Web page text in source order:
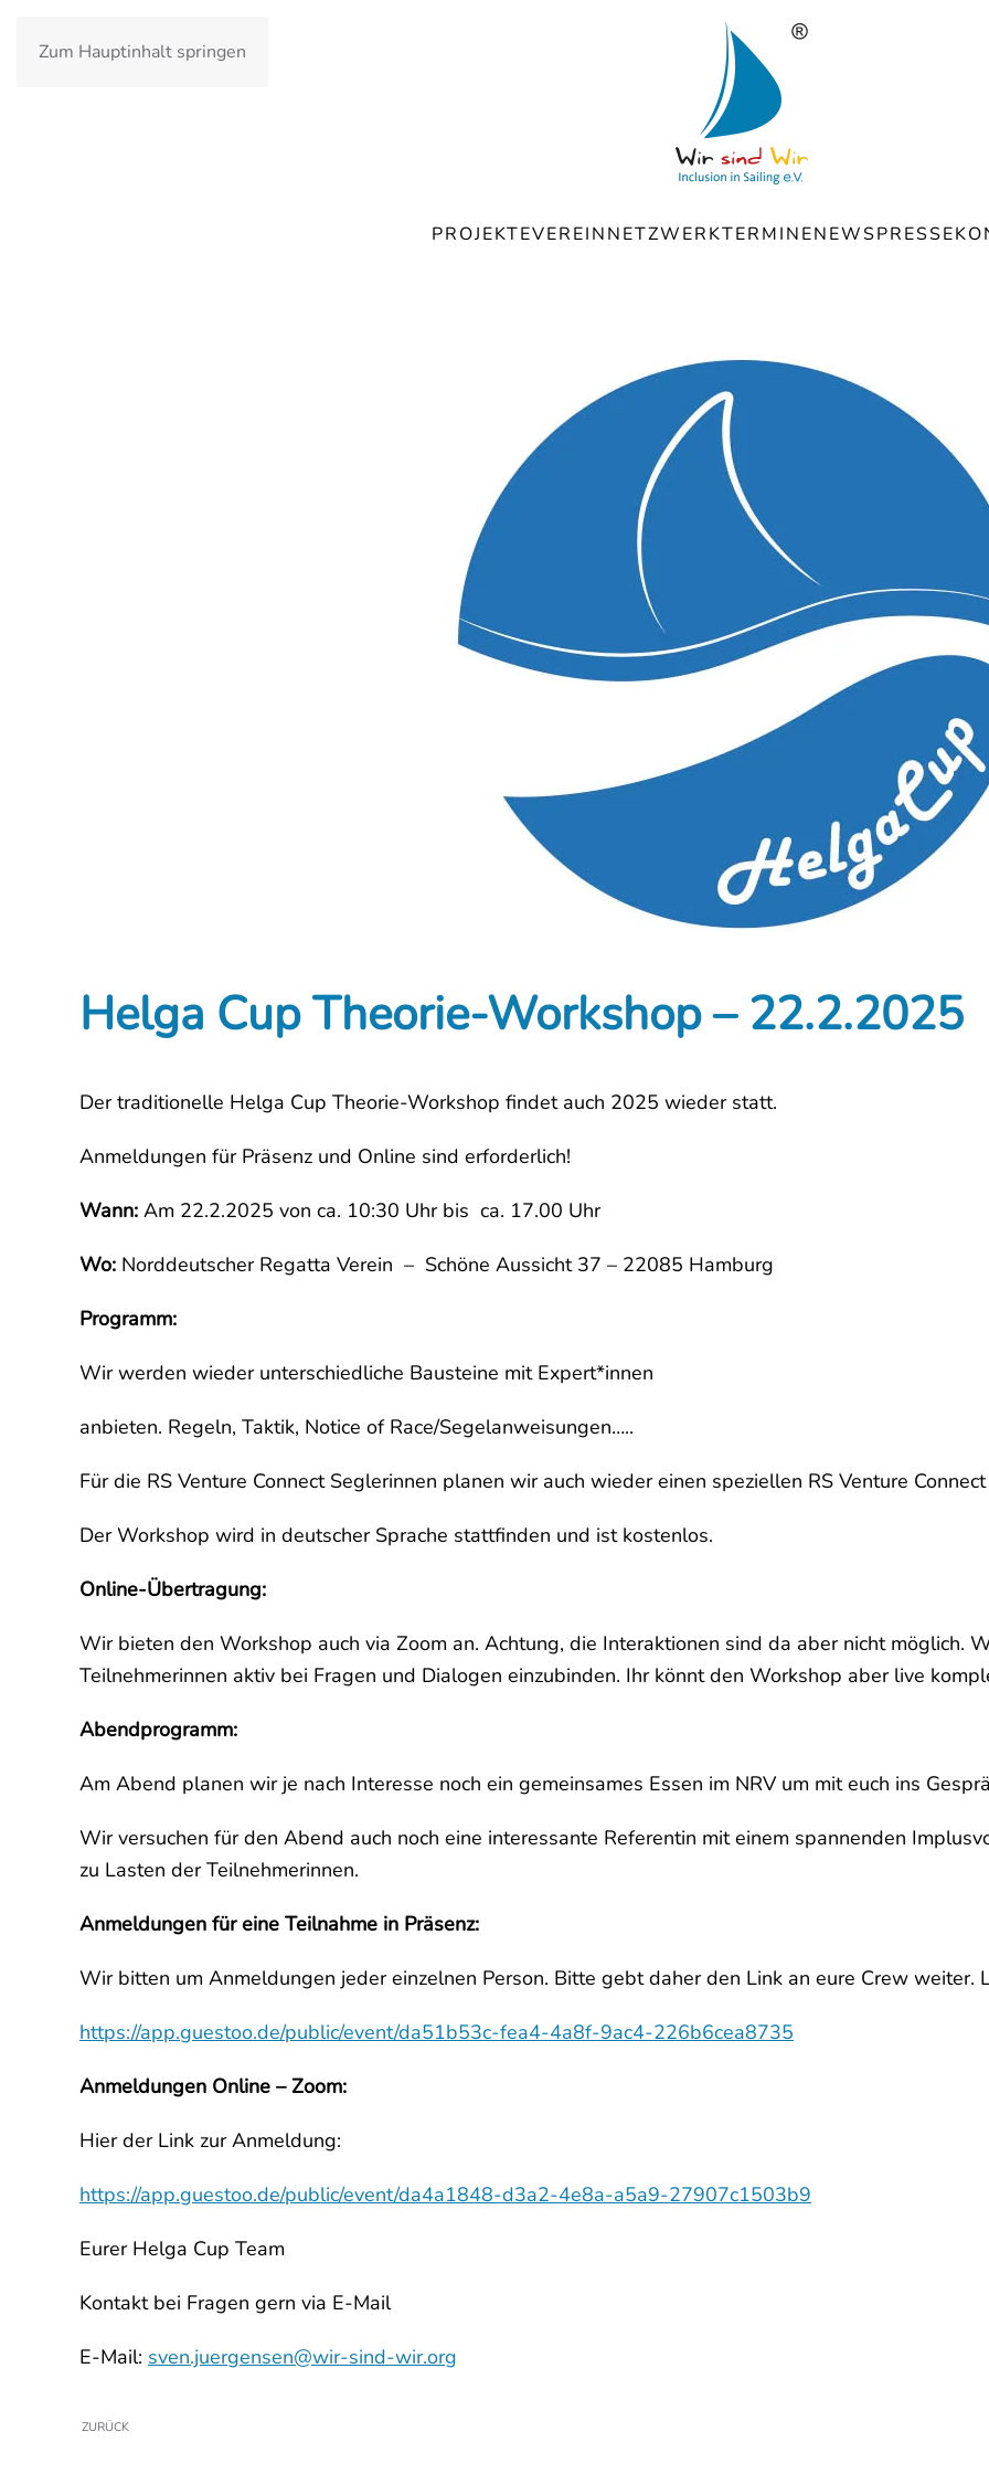
Zum Hauptinhalt springen
PROJEKTEVEREINNETZWERKTERMINENEWSPRESSE
Helga Cup Theorie-Workshop – 22.2.2025
Der traditionelle Helga Cup Theorie-Workshop findet auch 2025 wieder statt.
Anmeldungen für Präsenz und Online sind erforderlich!
Wann: Am 22.2.2025 von ca. 10:30 Uhr bis ca. 17.00 Uhr
Wo: Norddeutscher Regatta Verein – Schöne Aussicht 37 – 22085 Hamburg
Programm:
Wir werden wieder unterschiedliche Bausteine mit Expert*innen
anbieten. Regeln, Taktik, Notice of Race/Segelanweisungen…..
Für die RS Venture Connect Seglerinnen planen wir auch wieder einen speziellen RS Venture
Der Workshop wird in deutscher Sprache stattfinden und ist kostenlos.
Online-Übertragung:
Wir bieten den Workshop auch via Zoom an. Achtung, die Interaktionen sind da aber nicht möglich.
Teilnehmerinnen aktiv bei Fragen und Dialogen einzubinden. Ihr könnt den Workshop aber live
Abendprogramm:
Am Abend planen wir je nach Interesse noch ein gemeinsames Essen im NRV um mit euch ins
Wir versuchen für den Abend auch noch eine interessante Referentin mit einem spannenden
zu Lasten der Teilnehmerinnen.
Anmeldungen für eine Teilnahme in Präsenz:
Wir bitten um Anmeldungen jeder einzelnen Person. Bitte gebt daher den Link an eure Crew weiter.
https://app.guestoo.de/public/event/da51b53c-fea4-4a8f-9ac4-226b6cea8735
Anmeldungen Online – Zoom:
Hier der Link zur Anmeldung:
https://app.guestoo.de/public/event/da4a1848-d3a2-4e8a-a5a9-27907c1503b9
Eurer Helga Cup Team
Kontakt bei Fragen gern via E-Mail
E-Mail: sven.juergensen@wir-sind-wir.org
ZURÜCK